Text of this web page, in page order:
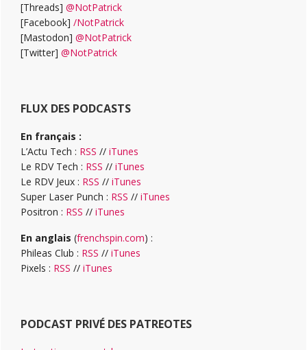
[Threads] @NotPatrick
[Facebook] /NotPatrick
[Mastodon] @NotPatrick
[Twitter] @NotPatrick
FLUX DES PODCASTS
En français :
L’Actu Tech : RSS // iTunes
Le RDV Tech : RSS // iTunes
Le RDV Jeux : RSS // iTunes
Super Laser Punch : RSS // iTunes
Positron : RSS // iTunes
En anglais (frenchspin.com) :
Phileas Club : RSS // iTunes
Pixels : RSS // iTunes
PODCAST PRIVÉ DES PATREOTES